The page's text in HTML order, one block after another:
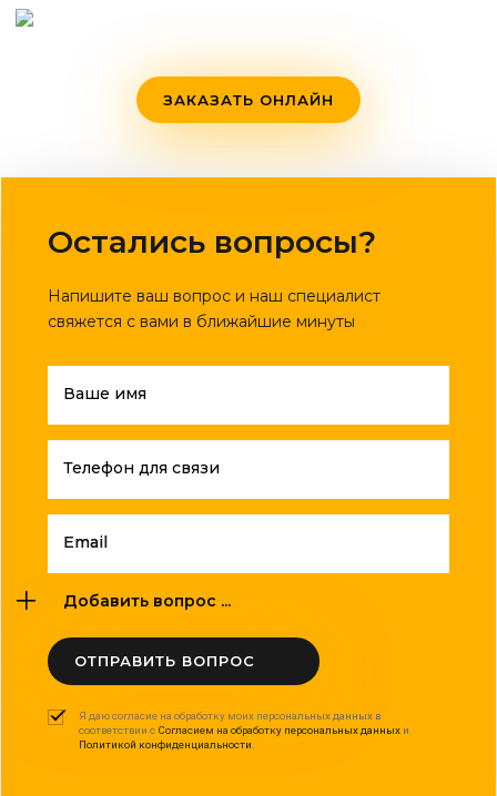
ЗАКАЗАТЬ ОНЛАЙН
Остались вопросы?
Напишите ваш вопрос и наш специалист
свяжется с вами в ближайшие минуты
Ваше имя
Телефон для связи
Email
Добавить вопрос ...
ОТПРАВИТЬ ВОПРОС
Я даю согласие на обработку моих персональных данных в
соответствии с Согласием на обработку персональных данных и
Политикой конфиденциальности